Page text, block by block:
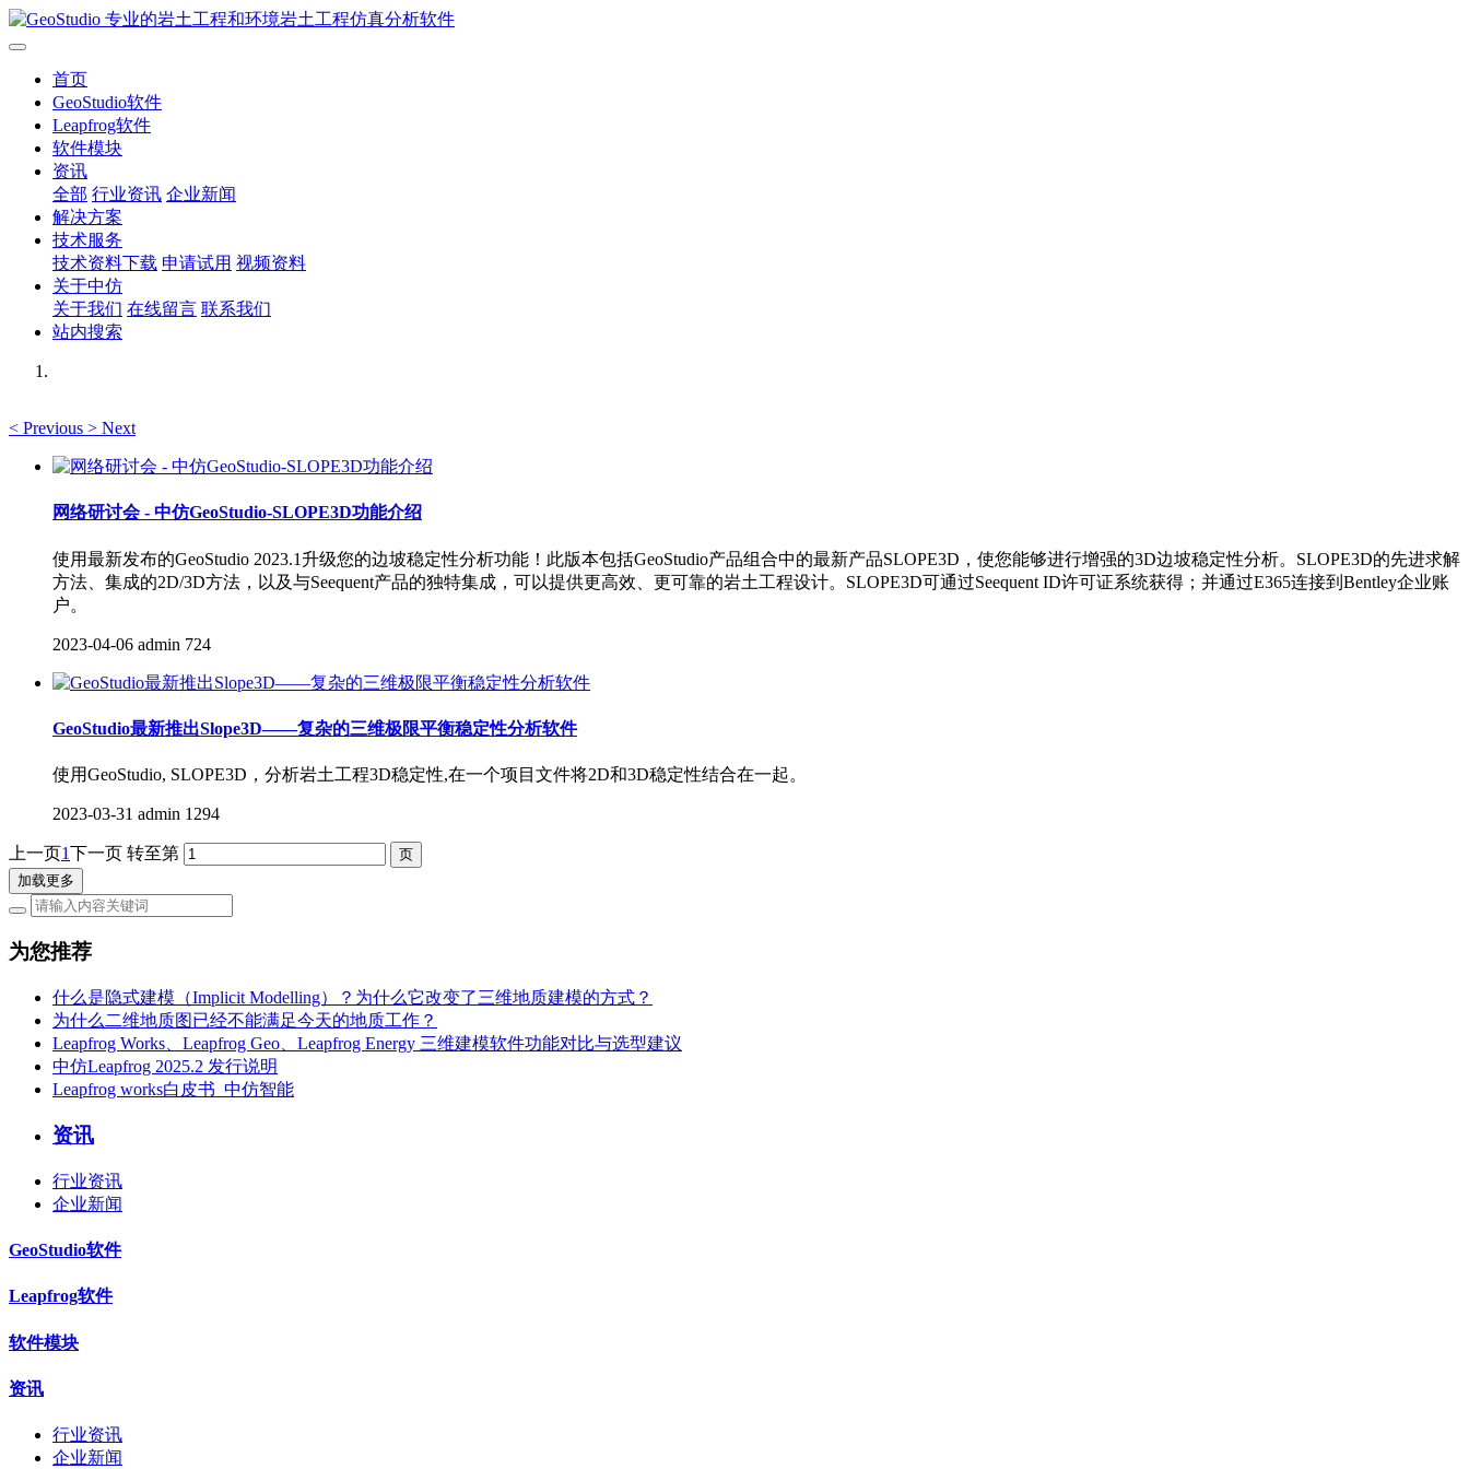
首页
GeoStudio软件
Leapfrog软件
软件模块
资讯
全部 行业资讯 企业新闻
解决方案
技术服务
技术资料下载 申请试用 视频资料
关于中仿
关于我们 在线留言 联系我们
站内搜索
< Previous > Next
网络研讨会 - 中仿GeoStudio-SLOPE3D功能介绍
使用最新发布的GeoStudio 2023.1升级您的边坡稳定性分析功能！此版本包括GeoStudio产品组合中的最新产品SLOPE3D，使您能够进行增强的3D边坡稳定性分析。SLOPE3D的先进求解
方法、集成的2D/3D方法，以及与Seequent产品的独特集成，可以提供更高效、更可靠的岩土工程设计。SLOPE3D可通过Seequent ID许可证系统获得；并通过E365连接到Bentley企业账
户。
2023-04-06 admin 724
GeoStudio最新推出Slope3D——复杂的三维极限平衡稳定性分析软件
使用GeoStudio, SLOPE3D，分析岩土工程3D稳定性,在一个项目文件将2D和3D稳定性结合在一起。
2023-03-31 admin 1294
上一页1下一页 转至第
加载更多
为您推荐
什么是隐式建模（Implicit Modelling）？为什么它改变了三维地质建模的方式？
为什么二维地质图已经不能满足今天的地质工作？
Leapfrog Works、Leapfrog Geo、Leapfrog Energy 三维建模软件功能对比与选型建议
中仿Leapfrog 2025.2 发行说明
Leapfrog works白皮书_中仿智能
资讯
行业资讯
企业新闻
GeoStudio软件
Leapfrog软件
软件模块
资讯
行业资讯
企业新闻